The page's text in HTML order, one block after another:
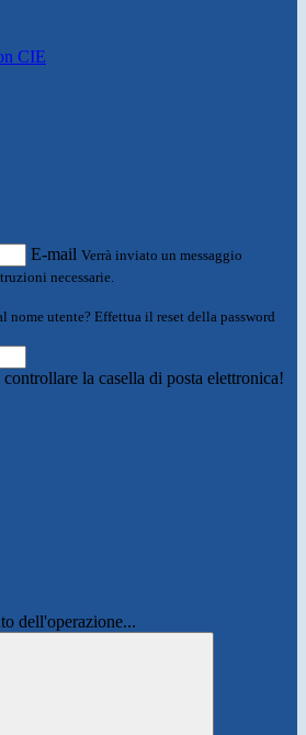
CIE
E-mail Verrà inviato un messaggio
necessarie.
nome utente? Effettua il reset della password
la casella di posta elettronica!
dell'operazione...